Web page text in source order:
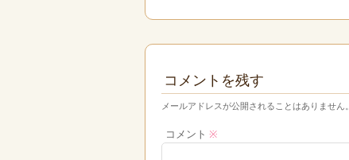
コメントを残す
メールアドレスが公開されることはありません。
コメント ※